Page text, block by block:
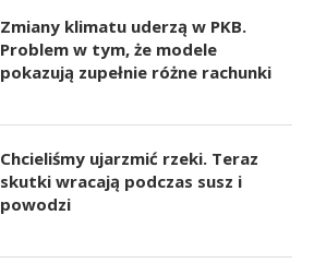
Zmiany klimatu uderzą w PKB.
Problem w tym, że modele
pokazują zupełnie różne rachunki
Chcieliśmy ujarzmić rzeki. Teraz
skutki wracają podczas susz i
powodzi